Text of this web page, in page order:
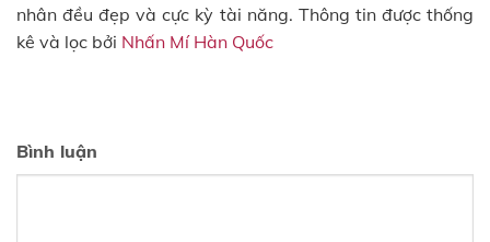
nhân đều đẹp và cực kỳ tài năng. Thông tin được thống
kê và lọc bởi Nhấn Mí Hàn Quốc
Bình luận